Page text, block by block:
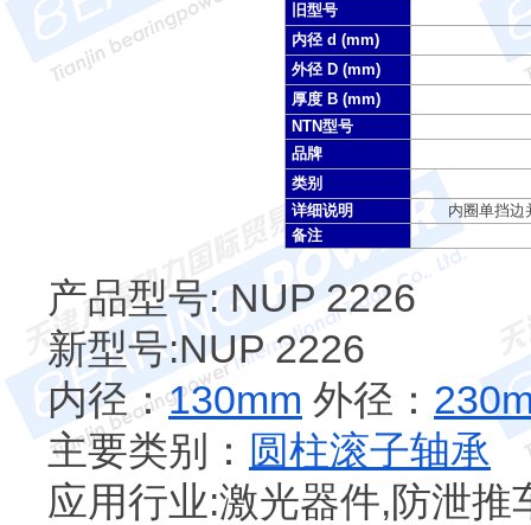
旧型号
内径 d (mm)
外径 D (mm)
厚度 B (mm)
NTN型号
品牌
类别
详细说明
内圈单挡边
备注
产品型号: NUP 2226
新型号:NUP 2226
内径：130mm 外径：
主要类别： 圆柱滚子轴承
应用行业:激光器件,防泄